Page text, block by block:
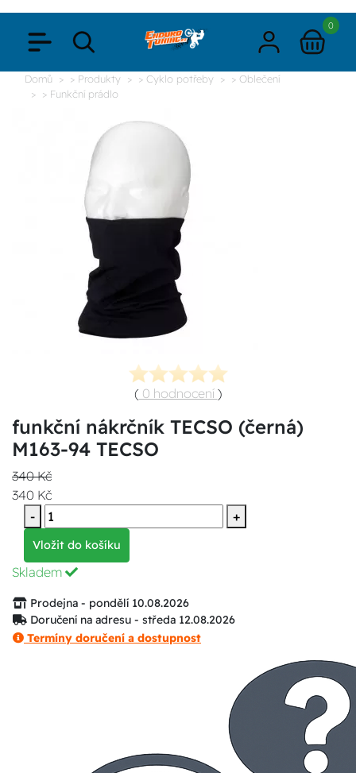
0
Domů > Produkty > Cyklo potřeby
> Oblečení
> Funkční prádlo
( 0 hodnocení )
funkční nákrčník TECSO (černá)
M163-94 TECSO
340 Kč
340 Kč
-
+
Vložit do košíku
Skladem
Prodejna - pondělí 10.08.2026
Doručení na adresu - středa 12.08.2026
Termíny doručení a dostupnost